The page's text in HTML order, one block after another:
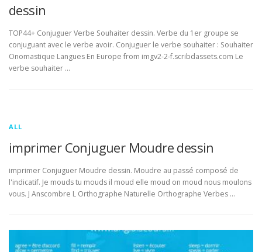
dessin
TOP44+ Conjuguer Verbe Souhaiter dessin. Verbe du 1er groupe se
conjuguant avec le verbe avoir. Conjuguer le verbe souhaiter : Souhaiter
Onomastique Langues En Europe from imgv2-2-f.scribdassets.com Le
verbe souhaiter …
ALL
imprimer Conjuguer Moudre dessin
imprimer Conjuguer Moudre dessin. Moudre au passé composé de
l'indicatif. Je mouds tu mouds il moud elle moud on moud nous moulons
vous. J Anscombre L Orthographe Naturelle Orthographe Verbes …